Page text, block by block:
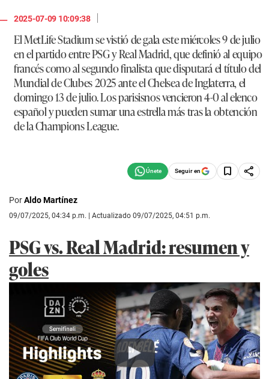
2025-07-09 10:09:38
|
El MetLife Stadium se vistió de gala este miércoles 9 de julio
en el partido entrePSGyReal Madrid, que definió al equipo
francés como al segundo finalista que disputará el título del
Mundial de Clubes 2025 ante el Chelsea de Inglaterra, el
domingo 13 de julio. Los parisisnos vencieron 4-0 al elenco
español y pueden sumar una estrella más tras la obtención
de la Champions League.
Seguir en
PorAldo Martínez
09/07/2025, 04:34 p.m. | Actualizado 09/07/2025, 04:51 p.m.
PSG vs. Real Madrid: resumen y
goles
Play